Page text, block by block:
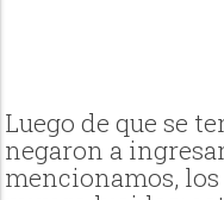
Luego de que se
negaron a
mencionamos,